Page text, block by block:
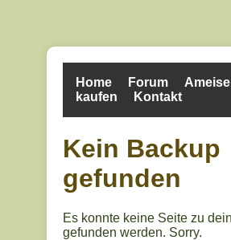
Home Forum
kaufen
Kontakt
Kein Backup
gefunden
Es konnte keine Seite zu
gefunden werden. Sorry.